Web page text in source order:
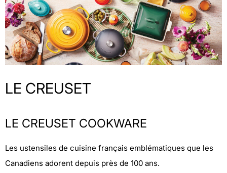
LE CREUSET
LE CREUSET COOKWARE
Les ustensiles de cuisine français emblématiques que les
Canadiens adorent depuis près de 100 ans.